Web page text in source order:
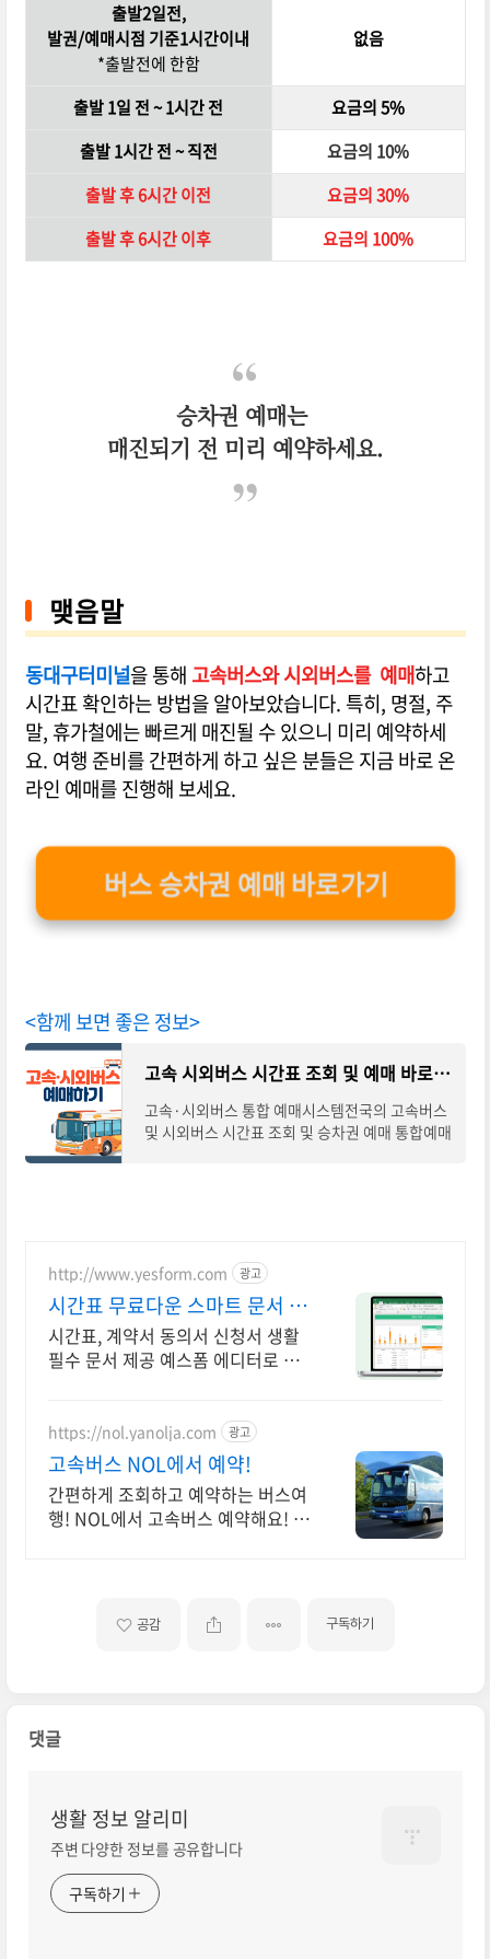
출발2일전,
발권/예매시점 기준1시간이내
*출발전에 한함
없음
출발 1일 전 ~ 1시간 전
요금의 5%
출발 1시간 전 ~ 직전
요금의 10%
출발 후 6시간 이전
요금의 30%
출발 후 6시간 이후
요금의 100%
승차권 예매는
매진되기 전 미리 예약하세요.
맺음말
동대구터미널을 통해 고속버스와 시외버스를 예매하고
시간표 확인하는 방법을 알아보았습니다. 특히, 명절, 주
말, 휴가철에는 빠르게 매진될 수 있으니 미리 예약하세
요. 여행 준비를 간편하게 하고 싶은 분들은 지금 바로 온
라인 예매를 진행해 보세요.
버스 승차권 예매 바로가기
<함께 보면 좋은 정보>
고속 시외버스 시간표 조회 및 예매 바로가기
고속·시외버스 통합 예매시스템전국의 고속버스
및 시외버스 시간표 조회 및 승차권 예매 통합예매
http://www.yesform.com 광고
시간표 무료다운 스마트 문서 완
성
시간표, 계약서 동의서 신청서 생활
필수 문서 제공 예스폼 에디터로 자
https://nol.yanolja.com 광고
고속버스 NOL에서 예약!
간편하게 조회하고 예약하는 버스여
행! NOL에서 고속버스 예약해요! 고
공감 구독하기
댓글
생활 정보 알리미
주변 다양한 정보를 공유합니다
구독하기